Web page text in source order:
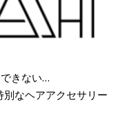
きない…
なヘアアクセサリー